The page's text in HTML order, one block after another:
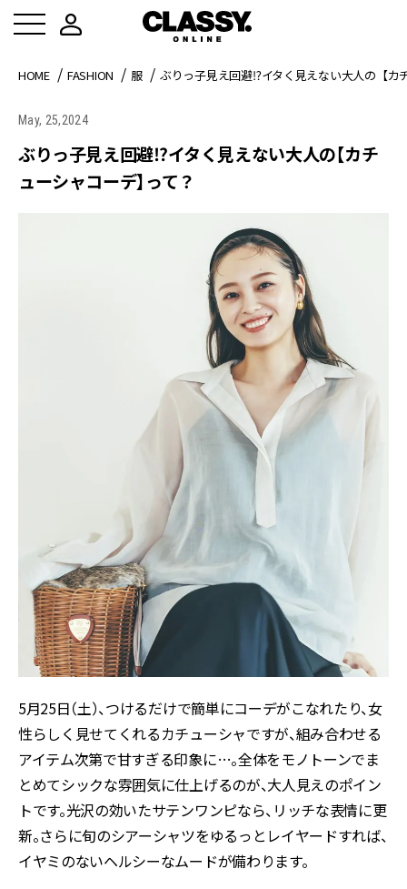
HOME FASHION 服 ぶりっ子見え回避⁉イタく見えない大人の【カ
May, 25,2024
ぶりっ子見え回避⁉イタく見えない大人の【カチ
ューシャコーデ】って？
5月25日（土）、つけるだけで簡単にコーデがこなれたり、女
性らしく見せてくれるカチューシャですが、組み合わせる
アイテム次第で甘すぎる印象に…。全体をモノトーンでま
とめてシックな雰囲気に仕上げるのが、大人見えのポイン
トです。光沢の効いたサテンワンピなら、リッチな表情に更
新。さらに旬のシアーシャツをゆるっとレイヤードすれば、
イヤミのないヘルシーなムードが備わります。